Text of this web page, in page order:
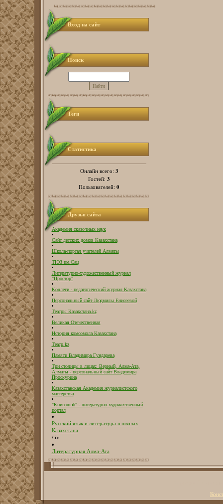
Вход на сайт
Поиск
Теги
Статистика
Онлайн всего: 3
Гостей: 3
Пользователей: 0
Друзья сайта
Академия сказочных наук
Сайт детских домов Казахстана
Школа-портал учителей Алматы
ТЮЗ им.Сац
Литературно-художественный журнал
"Простор"
Коллеги - педагогический журнал Казахстана
Персональный сайт Людмилы Енисеевой
Театры Казахстана.kz
Великая Отечественная
История комсомола Казахстана
Театр.kz
Памяти Владимира Гундарева
Три столицы в лицах: Верный, Алма-Ата,
Алматы - персональный сайт Владимира
Проскурина
Казахстанская Академия журналистского
мастерства
"Книголюб" - литературно-художественный
портал
Русский язык и литература в школах
Казахстана
/li>
Литературная Алма-Ата